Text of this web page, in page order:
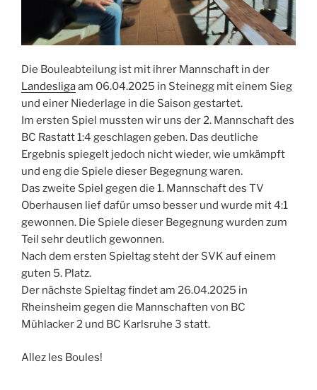
Die Bouleabteilung ist mit ihrer Mannschaft in der
Landesligaam 06.04.2025 in Steinegg mit einem Sieg
und einer Niederlage in die Saison gestartet.
Im ersten Spiel mussten wir uns der 2. Mannschaft des
BC Rastatt 1:4 geschlagen geben. Das deutliche
Ergebnis spiegelt jedoch nicht wieder, wie umkämpft
und eng die Spiele dieser Begegnung waren.
Das zweite Spiel gegen die 1. Mannschaft des TV
Oberhausen lief dafür umso besser und wurde mit 4:1
gewonnen. Die Spiele dieser Begegnung wurden zum
Teil sehr deutlich gewonnen.
Nach dem ersten Spieltag steht der SVK auf einem
guten 5. Platz.
Der nächste Spieltag findet am 26.04.2025 in
Rheinsheim gegen die Mannschaften von BC
Mühlacker 2 und BC Karlsruhe 3 statt.
Allez les Boules!